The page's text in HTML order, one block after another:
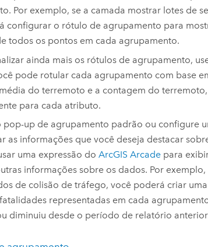
Por exemplo, se a camada mostrar lotes de
configurar o rótulo de agrupamento para
todos os pontos em cada agrupamento.
ainda mais os rótulos de agrupamento,
pode rotular cada agrupamento com base
do terremoto e a contagem do
para cada atributo.
pop-up de agrupamento padrão ou configure
as informações que você deseja destacar
uma expressão do ArcGIS Arcadepara
informações sobre os dados. Por
de colisão de tráfego, você poderá criar
representadas em cada
diminuiu desde o período de relatório